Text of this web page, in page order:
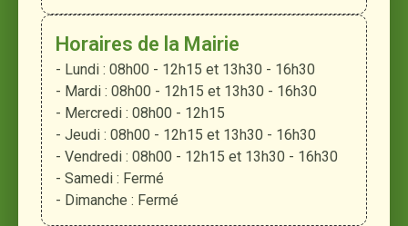
Horaires de la Mairie
- Lundi : 08h00 - 12h15 et 13h30 - 16h30
- Mardi : 08h00 - 12h15 et 13h30 - 16h30
- Mercredi : 08h00 - 12h15
- Jeudi : 08h00 - 12h15 et 13h30 - 16h30
- Vendredi : 08h00 - 12h15 et 13h30 - 16h30
- Samedi : Fermé
- Dimanche : Fermé